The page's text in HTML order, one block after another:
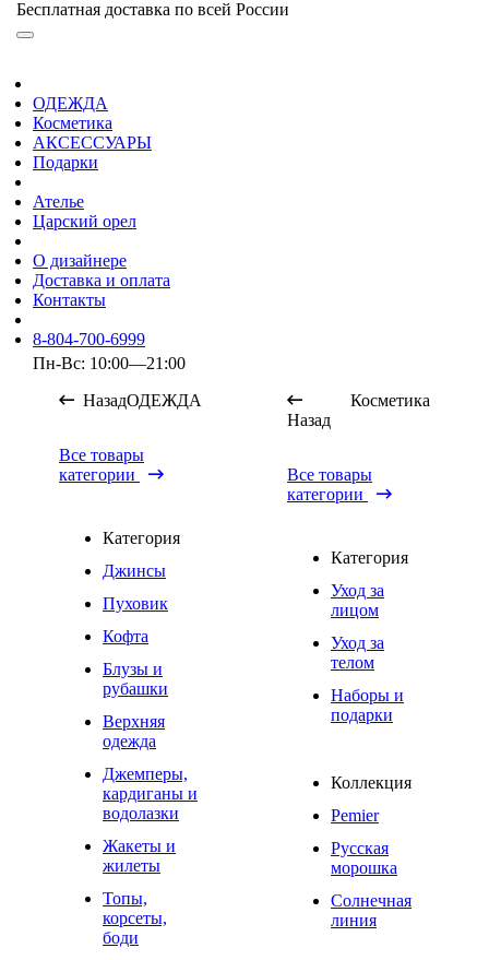
Бесплатная доставка по всей России
ОДЕЖДА
Косметика
АКСЕССУАРЫ
Подарки
Ателье
Царский орел
О дизайнере
Доставка и оплата
Контакты
8-804-700-6999
Пн-Вс: 10:00—21:00
НазадОДЕЖДА
Все товары
категории
Категория
Джинсы
Пуховик
Кофта
Блузы и
рубашки
Верхняя
одежда
Джемперы,
кардиганы и
водолазки
Жакеты и
жилеты
Топы,
корсеты,
боди
Назад
Косметика
Все товары
категории
Категория
Уход за
лицом
Уход за
телом
Наборы и
подарки
Коллекция
Pemier
Русская
морошка
Солнечная
линия